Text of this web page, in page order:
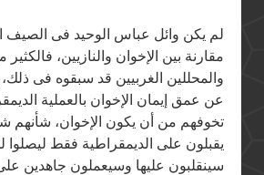
لم يكن وائل عباس الوحيد فى الصيف
مقارنة بين الإخوان والنازيين،
والمحللين الغربيين قد سبقوه فى ذلك،
عن عمق إيمان الإخوان بالعملية
تخوفهم من أن يكون الإخوان، شأنهم
يقبلون على الديمقراطية فقط ليصلوا
سينقلبون عليها وسيعملون جاهدين